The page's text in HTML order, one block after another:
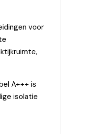
voor
A+++ is
isolatie